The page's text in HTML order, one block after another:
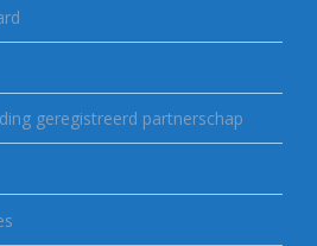
geregistreerd partnerschap